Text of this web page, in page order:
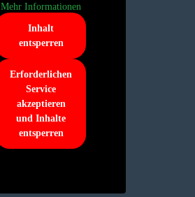
Mehr Informationen
Inhalt
entsperren
Erforderlichen
Service
akzeptieren
und Inhalte
entsperren